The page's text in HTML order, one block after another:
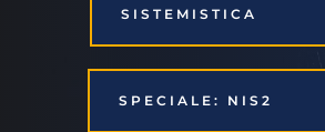
SISTEMISTICA
SPECIALE: NIS2